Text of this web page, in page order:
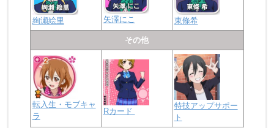
絢瀬絵里 矢澤にこ 東條希
その他
転入生・モブキャ
ラ
Rカード
特技アップサポー
ト